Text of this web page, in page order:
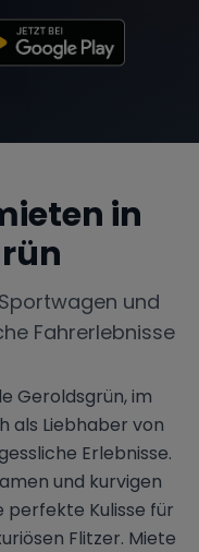
in
und
Fahrerlebnisse
Geroldsgrün, im
als Liebhaber von
Erlebnisse.
und kurvigen
perfekte Kulisse für
Flitzer. Miete